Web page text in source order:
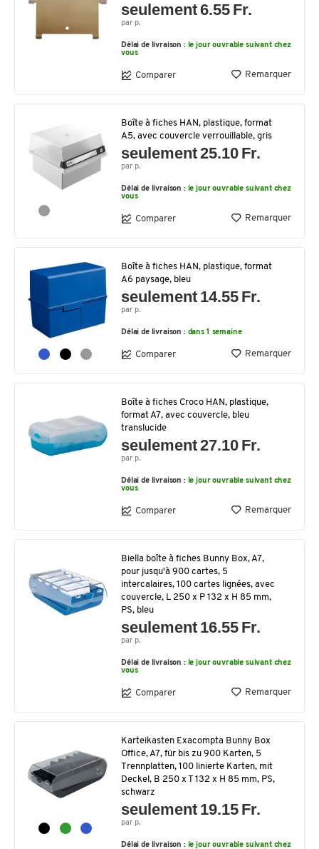
seulement 6.55 Fr.
par p.
Délai de livraison : le jour ouvrable suivant chez
vous
Comparer Remarquer
Boîte à fiches HAN, plastique, format
A5, avec couvercle verrouillable, gris
seulement 25.10 Fr.
par p.
Délai de livraison : le jour ouvrable suivant chez
vous
Comparer Remarquer
Boîte à fiches HAN, plastique, format
A6 paysage, bleu
seulement 14.55 Fr.
par p.
Délai de livraison : dans 1 semaine
Comparer Remarquer
Boîte à fiches Croco HAN, plastique,
format A7, avec couvercle, bleu
translucide
seulement 27.10 Fr.
par p.
Délai de livraison : le jour ouvrable suivant chez
vous
Comparer Remarquer
Biella boîte à fiches Bunny Box, A7,
pour jusqu'à 900 cartes, 5
intercalaires, 100 cartes lignées, avec
couvercle, L 250 x P 132 x H 85 mm,
PS, bleu
seulement 16.55 Fr.
par p.
Délai de livraison : le jour ouvrable suivant chez
vous
Comparer Remarquer
Karteikasten Exacompta Bunny Box
Office, A7, für bis zu 900 Karten, 5
Trennplatten, 100 linierte Karten, mit
Deckel, B 250 x T 132 x H 85 mm, PS,
schwarz
seulement 19.15 Fr.
par p.
Délai de livraison : le jour ouvrable suivant chez